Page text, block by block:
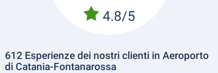
4.8/5
612 Esperienze dei nostri clienti in Aeroporto
di Catania-Fontanarossa